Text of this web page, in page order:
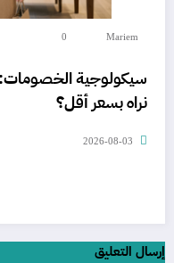
Mariem
0
سيكولوجية الخصومات:
نراه بسعر أقل؟
2026-08-03
إرسال التعليق